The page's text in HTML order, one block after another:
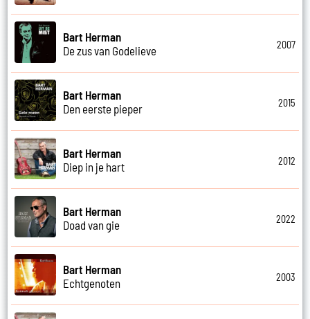
Bart Herman
De zus van Godelieve
2007
Bart Herman
Den eerste pieper
2015
Bart Herman
Diep in je hart
2012
Bart Herman
Doad van gie
2022
Bart Herman
Echtgenoten
2003